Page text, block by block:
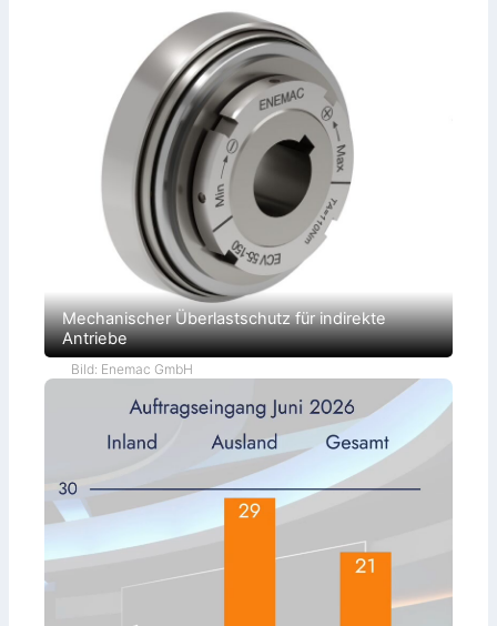
Mechanischer Überlastschutz für indirekte
Antriebe
Bild: Enemac GmbH